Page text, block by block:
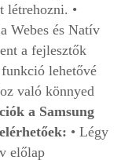
létrehozni. •
Webes és Natív
a fejlesztők
lehetővé
való könnyed
a Samsung
• Légy
előlap